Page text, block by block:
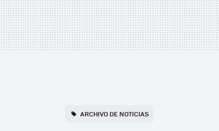
ARCHIVO DE NOTICIAS